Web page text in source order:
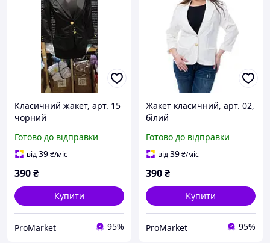
Класичний жакет, арт. 15
чорний
Готово до відправки
від39₴/міс
390₴
Купити
ProMarket 95%
Жакет класичний, арт. 02,
білий
Готово до відправки
від39₴/міс
390₴
Купити
ProMarket 95%